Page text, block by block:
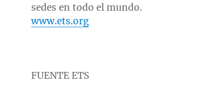
sedes en todo el mundo.
www.ets.org
FUENTE ETS